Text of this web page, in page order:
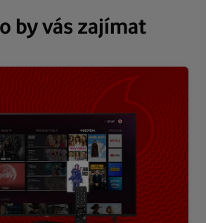
by vás zajímat